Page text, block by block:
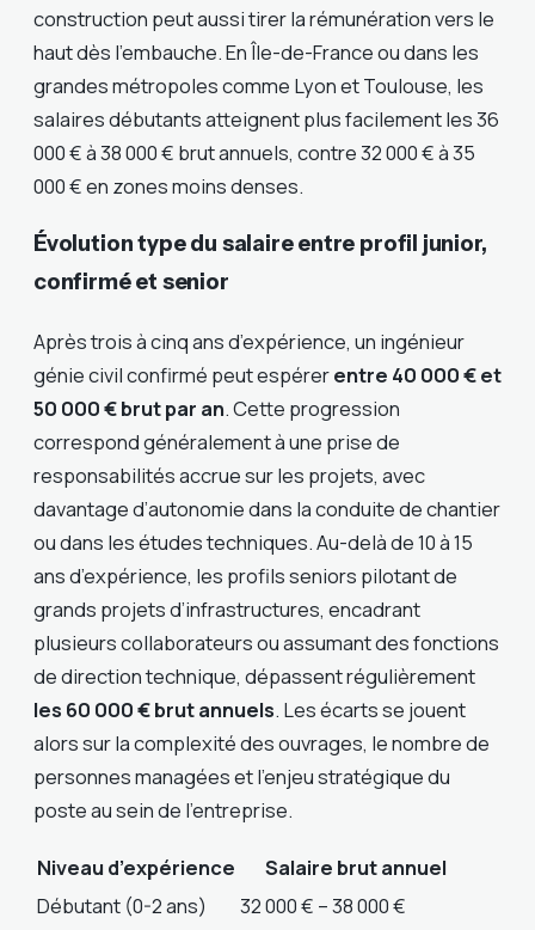
construction peut aussi tirer la rémunération vers le
haut dès l’embauche. En Île-de-France ou dans les
grandes métropoles comme Lyon et Toulouse, les
salaires débutants atteignent plus facilement les 36
000 € à 38 000 € brut annuels, contre 32 000 € à 35
000 € en zones moins denses.
Évolution type du salaire entre profil junior,
confirmé et senior
Après trois à cinq ans d’expérience, un ingénieur
génie civil confirmé peut espérerentre 40 000 € et
50 000 € brut par an. Cette progression
correspond généralement à une prise de
responsabilités accrue sur les projets, avec
davantage d’autonomie dans la conduite de chantier
ou dans les études techniques. Au-delà de 10 à 15
ans d’expérience, les profils seniors pilotant de
grands projets d’infrastructures, encadrant
plusieurs collaborateurs ou assumant des fonctions
de direction technique, dépassent régulièrement
les 60 000 € brut annuels. Les écarts se jouent
alors sur la complexité des ouvrages, le nombre de
personnes managées et l’enjeu stratégique du
poste au sein de l’entreprise.
Niveau d’expérience
Salaire brut annuel
Débutant (0-2 ans)
32 000 € – 38 000 €